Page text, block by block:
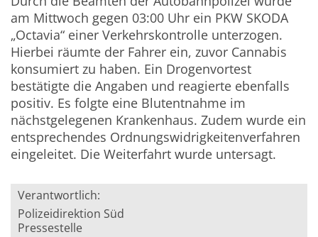
am Mittwoch gegen 03:00 Uhr ein PKW SKODA
„Octavia“ einer Verkehrskontrolle unterzogen.
Hierbei räumte der Fahrer ein, zuvor Cannabis
konsumiert zu haben. Ein Drogenvortest
bestätigte die Angaben und reagierte ebenfalls
positiv. Es folgte eine Blutentnahme im
nächstgelegenen Krankenhaus. Zudem wurde ein
entsprechendes Ordnungswidrigkeitenverfahren
eingeleitet. Die Weiterfahrt wurde untersagt.
Verantwortlich:
Polizeidirektion Süd
Pressestelle